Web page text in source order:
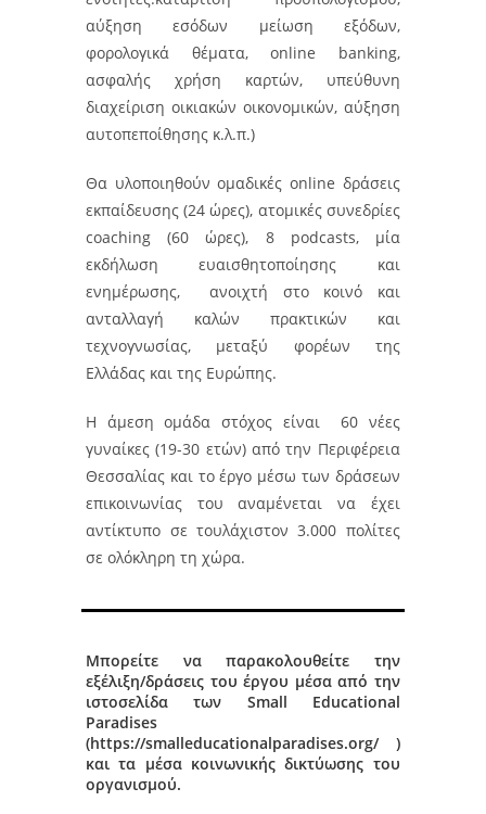
αύξηση εσόδων μείωση εξόδων,
φορολογικά θέματα, online banking,
ασφαλής χρήση καρτών, υπεύθυνη
διαχείριση οικιακών οικονομικών, αύξηση
αυτοπεποίθησης κ.λ.π.)
Θα υλοποιηθούν ομαδικές online δράσεις
εκπαίδευσης (24 ώρες), ατομικές συνεδρίες
coaching (60 ώρες), 8 podcasts, μία
εκδήλωση ευαισθητοποίησης και
ενημέρωσης, ανοιχτή στο κοινό και
ανταλλαγή καλών πρακτικών και
τεχνογνωσίας, μεταξύ φορέων της
Ελλάδας και της Ευρώπης.
Η άμεση ομάδα στόχος είναι 60 νέες
γυναίκες (19-30 ετών) από την Περιφέρεια
Θεσσαλίας και το έργο μέσω των δράσεων
επικοινωνίας του αναμένεται να έχει
αντίκτυπο σε τουλάχιστον 3.000 πολίτες
σε ολόκληρη τη χώρα.
Μπορείτε να παρακολουθείτε την
εξέλιξη/δράσεις του έργου μέσα από την
ιστοσελίδα των Small Educational
Paradises
(https://smalleducationalparadises.org/)
και τα μέσα κοινωνικής δικτύωσης του
οργανισμού.